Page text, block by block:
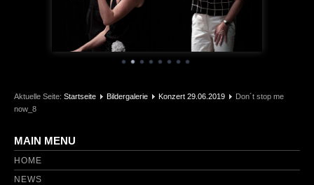
Aktuelle Seite: Startseite Bildergalerie Konzert 29.06.2019
Don´t stop me
now_8
MAIN MENU
HOME
NEWS